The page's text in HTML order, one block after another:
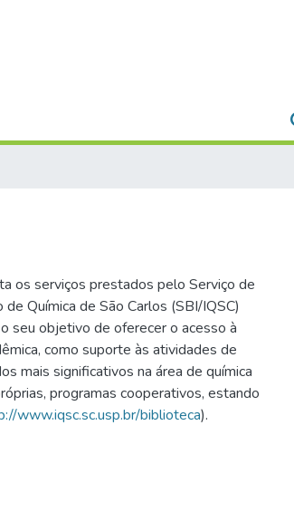
os serviços prestados pelo Serviço de
Química de São Carlos (SBI/IQSC)
seu objetivo de oferecer o acesso à
como suporte às atividades de
mais significativos na área de química
programas cooperativos, estando
www.iqsc.sc.usp.br/biblioteca).